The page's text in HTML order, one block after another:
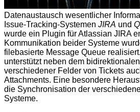
Datenaustausch wesentlicher
Issue-Tracking-Systemen JIRA und
wurde ein Plugin für Atlassian JIRA
Kommunikation beider Systeme
filebasierte Message Queue
unterstützt neben dem
verschiedener Felder von Tickets
Attachments. Eine besondere
die Synchronisation der
Systeme.